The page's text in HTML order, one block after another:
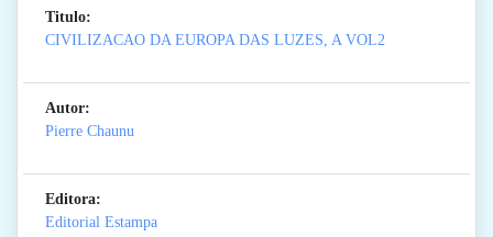
Titulo:
CIVILIZACAO DA EUROPA DAS LUZES, A VOL2
Autor:
Pierre Chaunu
Editora:
Editorial Estampa